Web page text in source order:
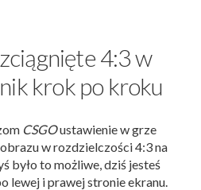
4:3 w
krok po kroku
CSGOustawienie w grze
w rozdzielczości 4:3 na
było to możliwe, dziś jesteś
lewej i prawej stronie ekranu.